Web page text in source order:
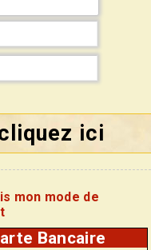
ici
mon mode de
Bancaire